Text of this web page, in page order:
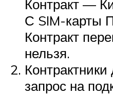
Контракт —
С SIM-карты
Контракт
нельзя.
запрос на